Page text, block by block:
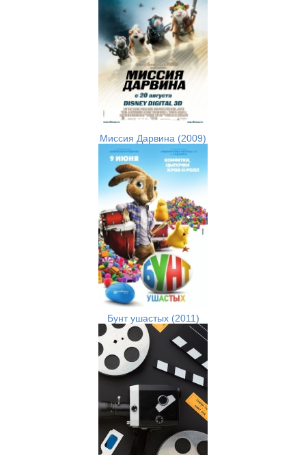
Миссия Дарвина (2009)
Бунт ушастых (2011)